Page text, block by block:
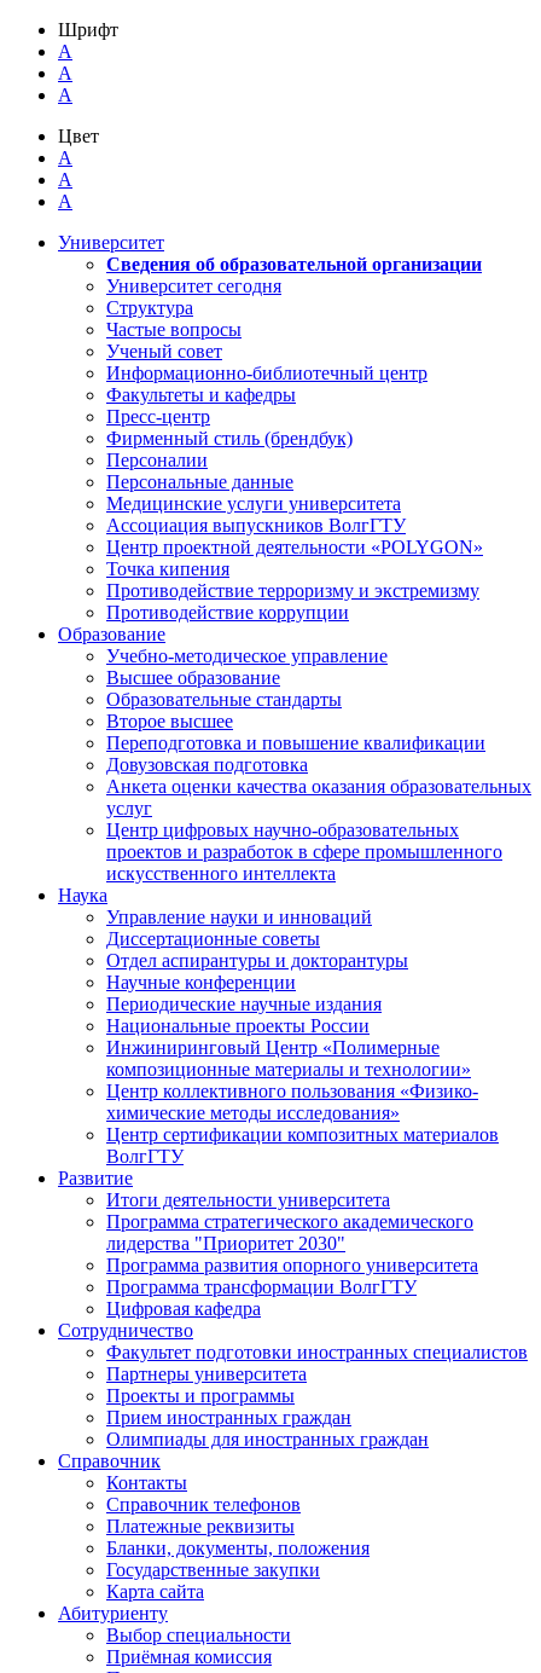
Шрифт
A
A
A
Цвет
A
A
A
Университет
Сведения об образовательной организации
Университет сегодня
Структура
Частые вопросы
Ученый совет
Информационно-библиотечный центр
Факультеты и кафедры
Пресс-центр
Фирменный стиль (брендбук)
Персоналии
Персональные данные
Медицинские услуги университета
Ассоциация выпускников ВолгГТУ
Центр проектной деятельности «POLYGON»
Точка кипения
Противодействие терроризму и экстремизму
Противодействие коррупции
Образование
Учебно-методическое управление
Высшее образование
Образовательные стандарты
Второе высшее
Переподготовка и повышение квалификации
Довузовская подготовка
Анкета оценки качества оказания образовательных
услуг
Центр цифровых научно-образовательных
проектов и разработок в сфере промышленного
искусственного интеллекта
Наука
Управление науки и инноваций
Диссертационные советы
Отдел аспирантуры и докторантуры
Научные конференции
Периодические научные издания
Национальные проекты России
Инжиниринговый Центр «Полимерные
композиционные материалы и технологии»
Центр коллективного пользования «Физико-
химические методы исследования»
Центр сертификации композитных материалов
ВолгГТУ
Развитие
Итоги деятельности университета
Программа стратегического академического
лидерства "Приоритет 2030"
Программа развития опорного университета
Программа трансформации ВолгГТУ
Цифровая кафедра
Сотрудничество
Факультет подготовки иностранных специалистов
Партнеры университета
Проекты и программы
Прием иностранных граждан
Олимпиады для иностранных граждан
Справочник
Контакты
Справочник телефонов
Платежные реквизиты
Бланки, документы, положения
Государственные закупки
Карта сайта
Абитуриенту
Выбор специальности
Приёмная комиссия